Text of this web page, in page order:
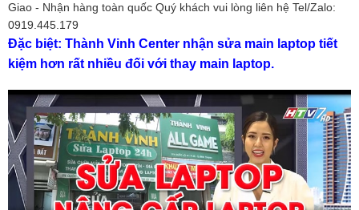
Giao - Nhận hàng toàn quốc Quý khách vui lòng liên hệ Tel/Zalo:
0919.445.179
Đặc biệt: Thành Vinh Center nhận sửa main laptop tiết
kiệm hơn rất nhiều đối với thay main laptop.